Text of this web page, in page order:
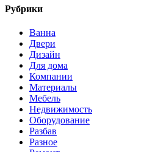
Рубрики
Ванна
Двери
Дизайн
Для дома
Компании
Материалы
Мебель
Недвижимость
Оборудование
Разбав
Разное